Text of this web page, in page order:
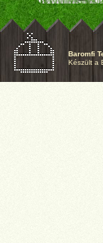
Baromfi
Készült a